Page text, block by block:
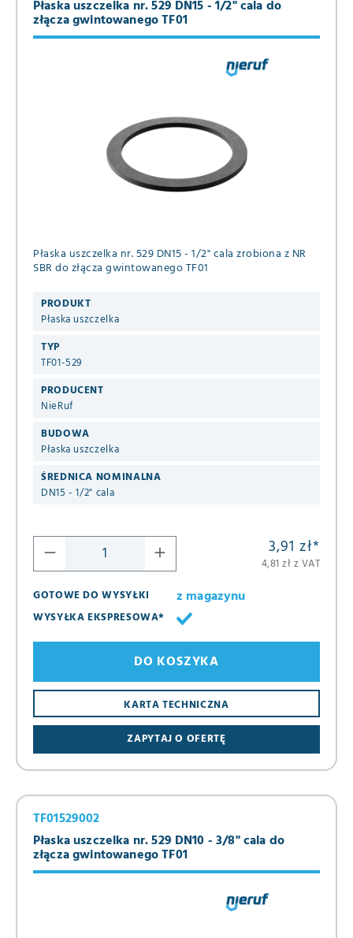
Płaska uszczelka nr. 529 DN15 - 1/2" cala do
złącza gwintowanego TF01
Płaska uszczelka nr. 529 DN15 - 1/2" cala zrobiona z NR
SBR do złącza gwintowanego TF01
PRODUKT
Płaska uszczelka
TYP
TF01-529
PRODUCENT
NieRuf
BUDOWA
Płaska uszczelka
ŚREDNICA NOMINALNA
DN15 - 1/2" cala
3,91 zł*
4,81 zł z VAT
GOTOWE DO WYSYŁKI
z magazynu
WYSYŁKA EKSPRESOWA*
ZAPYTAJ O OFERTĘ
KARTA TECHNICZNA
DO KOSZYKA
Płaska uszczelka nr. 529 DN10 - 3/8" cala do
złącza gwintowanego TF01
TF01529002